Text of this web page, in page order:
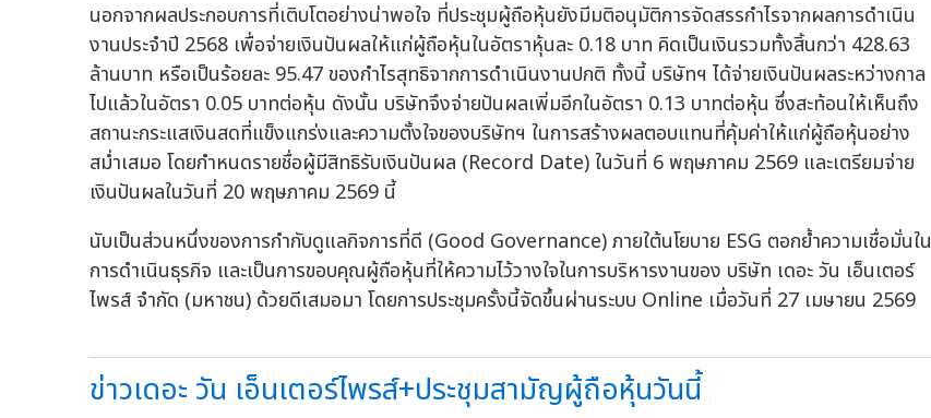
นอกจากผลประกอบการที่เติบโตอย่างน่าพอใจ ที่ประชุมผู้ถือหุ้นยังมีมติอนุมัติการจัดสรรกำไรจากผลการดำเนิน
งานประจำปี 2568 เพื่อจ่ายเงินปันผลให้แก่ผู้ถือหุ้นในอัตราหุ้นละ 0.18 บาท คิดเป็นเงินรวมทั้งสิ้นกว่า 428.63
ล้านบาท หรือเป็นร้อยละ 95.47 ของกำไรสุทธิจากการดำเนินงานปกติ ทั้งนี้ บริษัทฯ ได้จ่ายเงินปันผลระหว่างกาล
ไปแล้วในอัตรา 0.05 บาทต่อหุ้น ดังนั้น บริษัทจึงจ่ายปันผลเพิ่มอีกในอัตรา 0.13 บาทต่อหุ้น ซึ่งสะท้อนให้เห็นถึง
สถานะกระแสเงินสดที่แข็งแกร่งและความตั้งใจของบริษัทฯ ในการสร้างผลตอบแทนที่คุ้มค่าให้แก่ผู้ถือหุ้นอย่าง
สม่ำเสมอ โดยกำหนดรายชื่อผู้มีสิทธิรับเงินปันผล (Record Date) ในวันที่ 6 พฤษภาคม 2569 และเตรียมจ่าย
เงินปันผลในวันที่ 20 พฤษภาคม 2569 นี้
นับเป็นส่วนหนึ่งของการกำกับดูแลกิจการที่ดี (Good Governance) ภายใต้นโยบาย ESG ตอกย้ำความเชื่อมั่นใน
การดำเนินธุรกิจ และเป็นการขอบคุณผู้ถือหุ้นที่ให้ความไว้วางใจในการบริหารงานของ บริษัท เดอะ วัน เอ็นเตอร์
ไพรส์ จำกัด (มหาชน) ด้วยดีเสมอมา โดยการประชุมครั้งนี้จัดขึ้นผ่านระบบ Online เมื่อวันที่ 27 เมษายน 2569
ข่าวเดอะ วัน เอ็นเตอร์ไพรส์+ประชุมสามัญผู้ถือหุ้นวันนี้